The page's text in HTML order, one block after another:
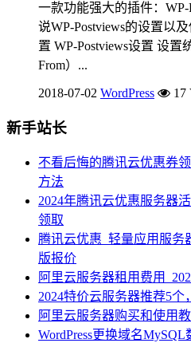
一款功能强大的插件：
说WP-Postviews的设置以
置 WP-Postviews设置 设置
From）...
2018-07-02 WordPress 17
新手站长
不看后悔的腾讯云优惠券
方法
2024年腾讯云优惠服务器
领取
腾讯云优惠_轻量应用服务
版报价
阿里云服务器租用费用
2024特价云服务器推荐5个
阿里云服务器购买和使用
WordPress更换域名